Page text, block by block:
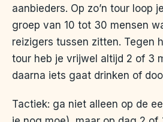
aanbieders. Op zo’n tour loop
groep van 10 tot 30 mensen
reizigers tussen zitten. Tegen
tour heb je vrijwel altijd 2 of 3
daarna iets gaat drinken of
Tactiek: ga niet alleen op de